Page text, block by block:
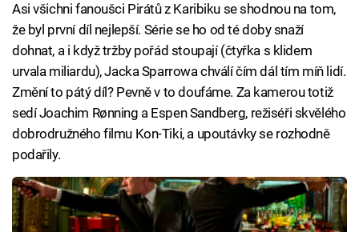
Sledujte nás
Asi všichni fanoušci Pirátů z Karibiku se shodnou na tom,
že byl první díl nejlepší. Série se ho od té doby snaží
dohnat, a i když tržby pořád stoupají (čtyřka s klidem
urvala miliardu), Jacka Sparrowa chválí čím dál tím míň lidí.
Změní to pátý díl? Pevně v to doufáme. Za kamerou totiž
sedí Joachim Rønning a Espen Sandberg, režiséři skvělého
dobrodružného filmu Kon-Tiki, a upoutávky se rozhodně
podařily.